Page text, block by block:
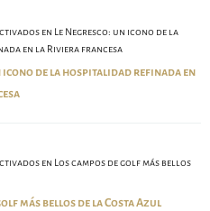
en Le Negresco: un icono de la
en la Riviera francesa
icono de la hospitalidad refinada en
en Los campos de golf más bellos
más bellos de la Costa Azul